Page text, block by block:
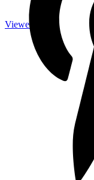
Traitement
Viewed